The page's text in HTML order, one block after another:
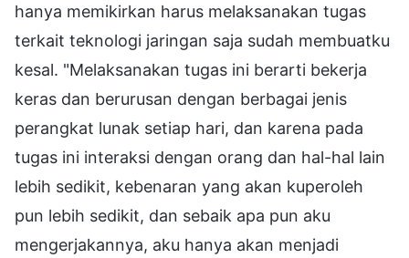
hanya memikirkan harus melaksanakan tugas
terkait teknologi jaringan saja sudah membuatku
kesal. "Melaksanakan tugas ini berarti bekerja
keras dan berurusan dengan berbagai jenis
perangkat lunak setiap hari, dan karena pada
tugas ini interaksi dengan orang dan hal-hal lain
lebih sedikit, kebenaran yang akan kuperoleh
pun lebih sedikit, dan sebaik apa pun aku
mengerjakannya, aku hanya akan menjadi